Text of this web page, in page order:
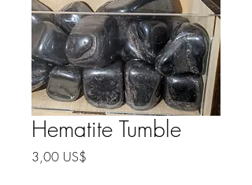
Hematite Tumble
3,00 US$